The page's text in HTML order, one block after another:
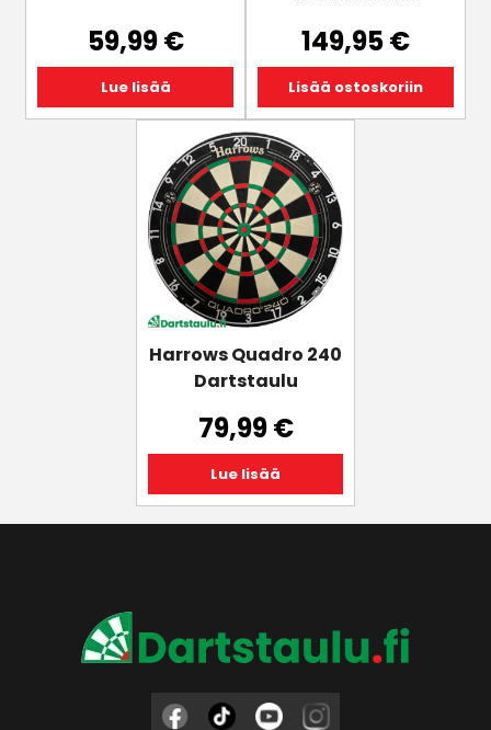
59,99€
Lue lisää
149,95€
Lisää ostoskoriin
Harrows Quadro 240
Dartstaulu
79,99€
Lue lisää